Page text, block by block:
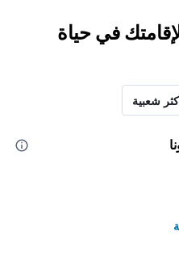
في حياة
شعبية